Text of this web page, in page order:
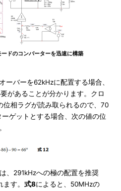
ドのコンバーターを迅速に構築
バーを62kHzに配置する場合、
があることが分かります。クロ
相ラグが読み取られるので、70
ゲットとする場合、次の値の位
、291kHzへの極の配置を推奨
す。 式8によると、50MHzの